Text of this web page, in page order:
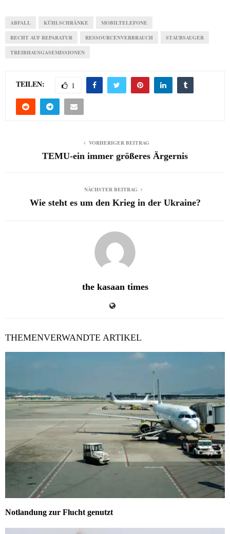
ABFALL KÜHLSCHRÄNKE MOBILTELEFONE
RECHT AUF REPARATUR RESSOURCENVERBRAUCH STAUBSAUGER
TREIBHAUSGASEMISSIONEN
TEILEN: 1
VORHERIGER BEITRAG
TEMU-ein immer größeres Ärgernis
NÄCHSTER BEITRAG
Wie steht es um den Krieg in der Ukraine?
the kasaan times
THEMENVERWANDTE ARTIKEL
Notlandung zur Flucht genutzt